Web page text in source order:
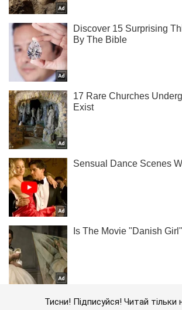
Тисни! Підписуйся! Читай тільки